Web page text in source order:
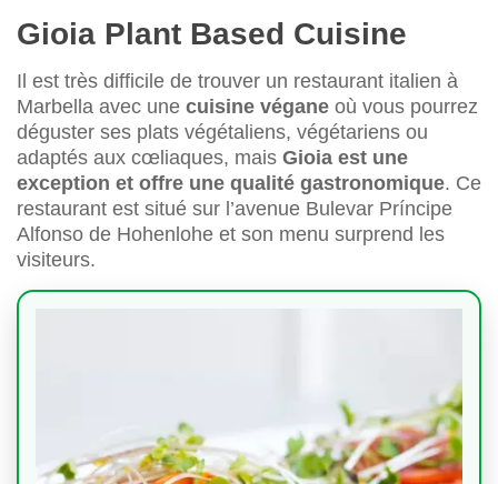
Gioia Plant Based Cuisine
Il est très difficile de trouver un restaurant italien à
Marbella avec une cuisine végane où vous pourrez
déguster ses plats végétaliens, végétariens ou
adaptés aux cœliaques, mais Gioia est une
exception et offre une qualité gastronomique. Ce
restaurant est situé sur l’avenue Bulevar Príncipe
Alfonso de Hohenlohe et son menu surprend les
visiteurs.